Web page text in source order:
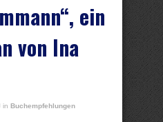
ein
von Ina
in Buchempfehlungen